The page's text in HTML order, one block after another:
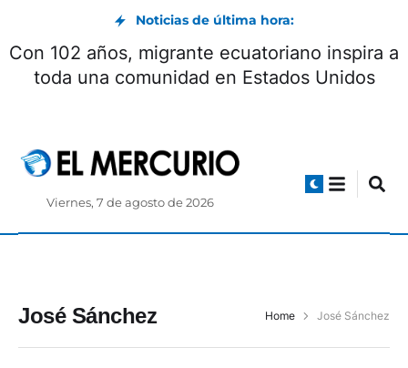
Noticias de última hora:
Con 102 años, migrante ecuatoriano inspira a
toda una comunidad en Estados Unidos
Viernes, 7 de agosto de 2026
José Sánchez Home José Sánchez